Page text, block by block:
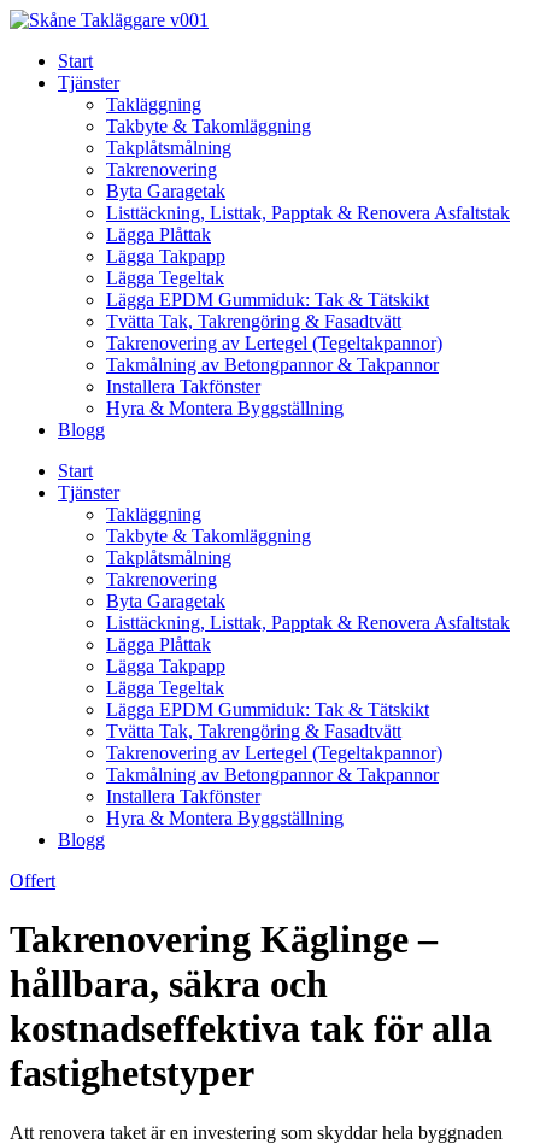
Skip
contentStart
Tjänster
Takläggning
Takbyte & Takomläggning
Takplåtsmålning
Takrenovering
Byta Garagetak
Listtäckning, Listtak, Papptak & Renovera Asfaltstak
Lägga Plåttak
Lägga Takpapp
Lägga Tegeltak
Lägga EPDM Gummiduk: Tak & Tätskikt
Tvätta Tak, Takrengöring & Fasadtvätt
Takrenovering av Lertegel (Tegeltakpannor)
Takmålning av Betongpannor & Takpannor
Installera Takfönster
Hyra & Montera Byggställning
Blogg
Start
Tjänster
Takläggning
Takbyte & Takomläggning
Takplåtsmålning
Takrenovering
Byta Garagetak
Listtäckning, Listtak, Papptak & Renovera Asfaltstak
Lägga Plåttak
Lägga Takpapp
Lägga Tegeltak
Lägga EPDM Gummiduk: Tak & Tätskikt
Tvätta Tak, Takrengöring & Fasadtvätt
Takrenovering av Lertegel (Tegeltakpannor)
Takmålning av Betongpannor & Takpannor
Installera Takfönster
Hyra & Montera Byggställning
Blogg
Offert
Takrenovering Käglinge –
hållbara, säkra och
kostnadseffektiva tak för alla
fastighetstyper
Att renovera taket är en investering som skyddar hela byggnaden